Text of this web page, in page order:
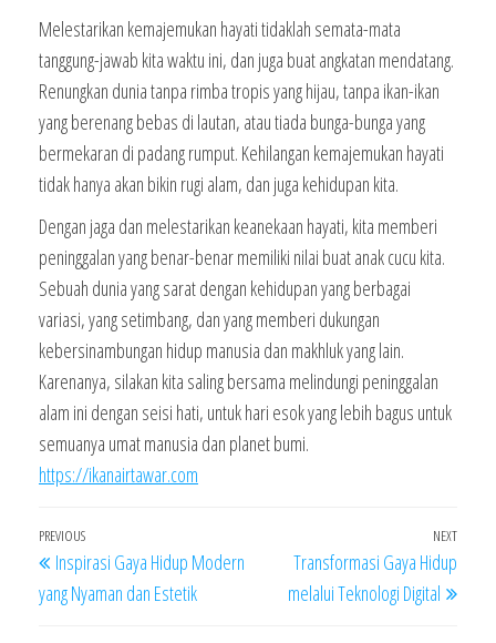
Melestarikan kemajemukan hayati tidaklah semata-mata
tanggung-jawab kita waktu ini, dan juga buat angkatan mendatang.
Renungkan dunia tanpa rimba tropis yang hijau, tanpa ikan-ikan
yang berenang bebas di lautan, atau tiada bunga-bunga yang
bermekaran di padang rumput. Kehilangan kemajemukan hayati
tidak hanya akan bikin rugi alam, dan juga kehidupan kita.
Dengan jaga dan melestarikan keanekaan hayati, kita memberi
peninggalan yang benar-benar memiliki nilai buat anak cucu kita.
Sebuah dunia yang sarat dengan kehidupan yang berbagai
variasi, yang setimbang, dan yang memberi dukungan
kebersinambungan hidup manusia dan makhluk yang lain.
Karenanya, silakan kita saling bersama melindungi peninggalan
alam ini dengan seisi hati, untuk hari esok yang lebih bagus untuk
semuanya umat manusia dan planet bumi.
https://ikanairtawar.com
Navigasi
pos
Previous
Post
PREVIOUS
Inspirasi Gaya Hidup Modern
yang Nyaman dan Estetik
Next
NEXT
Transformasi Gaya Hidup
melalui Teknologi Digital